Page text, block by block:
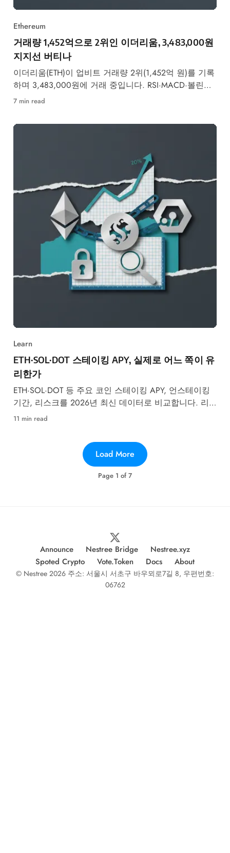
Ethereum
거래량 1,452억으로 2위인 이더리움, 3,483,000원
지지선 버티나
이더리움(ETH)이 업비트 거래량 2위(1,452억 원)를 기록
하며 3,483,000원에 거래 중입니다. RSI·MACD·볼린저
밴드 기술적 분석과 강세·약세 시나리오를 정리했습니
7 min read
Learn
ETH·SOL·DOT 스테이킹 APY, 실제로 어느 쪽이 유
리한가
ETH·SOL·DOT 등 주요 코인 스테이킹 APY, 언스테이킹
기간, 리스크를 2026년 최신 데이터로 비교합니다. 리
퀴드 스테이킹과 전통 스테이킹 차이점도 정리.
11 min read
Page 1 of7
Load More
Announce Nestree Bridge
Nestree.xyz
Spoted Crypto
Vote.Token Docs About
© Nestree 2026 주소: 서울시 서초구 바우뫼로7길 8, 우편번호:
06762